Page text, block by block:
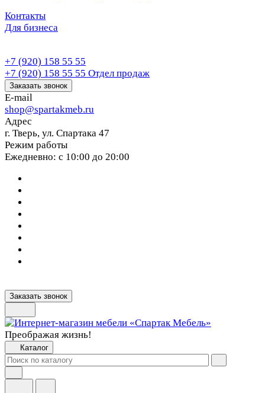
Контакты
Для бизнеса
+7 (920) 158 55 55
+7 (920) 158 55 55 Отдел продаж
Заказать звонок
E-mail
shop@spartakmeb.ru
Адрес
г. Тверь, ул. Спартака 47
Режим работы
Ежедневно: с 10:00 до 20:00
Заказать звонок
Преображая жизнь!
Каталог